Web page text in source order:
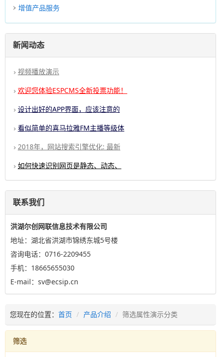
增值产品服务
新闻动态
视频播放演示
欢迎您体验ESPCMS全新投票功能！
设计出好的APP界面，应该注意的
看似简单的喜马拉雅FM主播等级体
2018年，网站搜索引擎优化: 最新
如何快速识别网页是静态、动态、
联系我们
洪湖尔创网联信息技术有限公司
地址：湖北省洪湖市锦绣东城5号楼
咨询电话：0716-2209455
手机：18665655030
E-mail：sv@ecsip.cn
您现在的位置： 首页 产品介绍 筛选属性演示分类
筛选